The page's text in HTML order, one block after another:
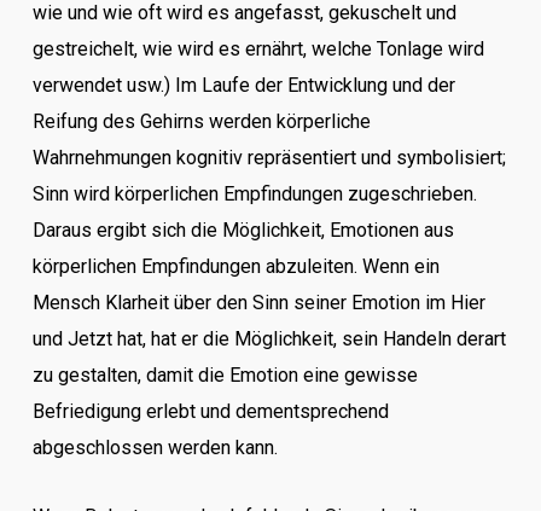
wie und wie oft wird es angefasst, gekuschelt und
gestreichelt, wie wird es ernährt, welche Tonlage wird
verwendet usw.) Im Laufe der Entwicklung und der
Reifung des Gehirns werden körperliche
Wahrnehmungen kognitiv repräsentiert und symbolisiert;
Sinn wird körperlichen Empfindungen zugeschrieben.
Daraus ergibt sich die Möglichkeit, Emotionen aus
körperlichen Empfindungen abzuleiten. Wenn ein
Mensch Klarheit über den Sinn seiner Emotion im Hier
und Jetzt hat, hat er die Möglichkeit, sein Handeln derart
zu gestalten, damit die Emotion eine gewisse
Befriedigung erlebt und dementsprechend
abgeschlossen werden kann.